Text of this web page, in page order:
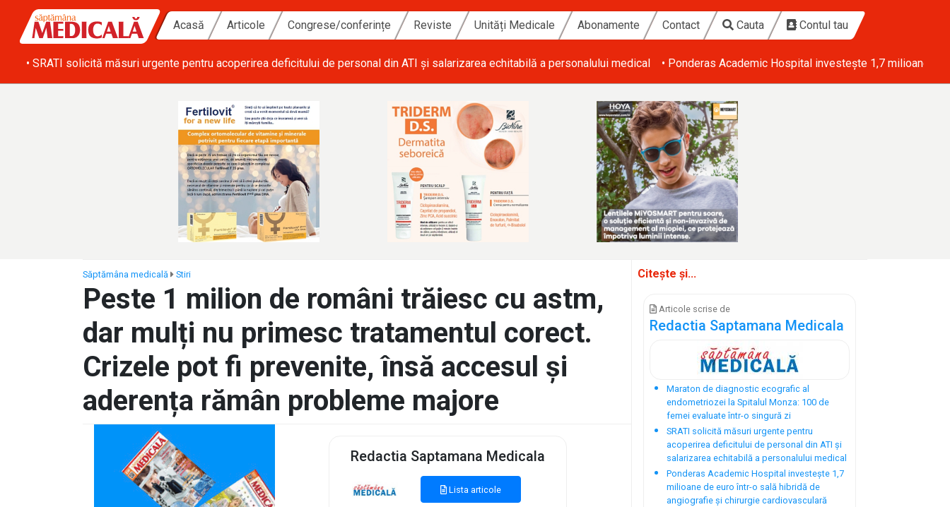
Acasă Articole Congrese/conferințe Reviste Unități Medicale Abonamente Contact Cauta Contul tau
• SRATI solicită măsuri urgente pentru acoperirea deficitului de personal din ATI și salarizarea echitabilă a personalului medical • Ponderas Academic Hospital investește 1,7 milioane
Săptămâna medicală Stiri
Peste 1 milion de români trăiesc cu astm,
dar mulți nu primesc tratamentul corect.
Crizele pot fi prevenite, însă accesul și
aderența rămân probleme majore
Redactia Saptamana Medicala
Lista articole
Citește și...
Articole scrise de
Redactia Saptamana Medicala
Maraton de diagnostic ecografic al
endometriozei la Spitalul Monza: 100 de
femei evaluate într-o singură zi
SRATI solicită măsuri urgente pentru
acoperirea deficitului de personal din ATI și
salarizarea echitabilă a personalului medical
Ponderas Academic Hospital investește 1,7
milioane de euro într-o sală hibridă de
angiografie și chirurgie cardiovasculară